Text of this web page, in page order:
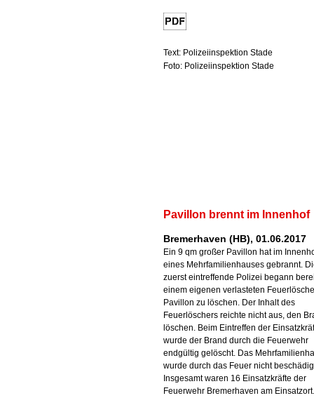
Text: Polizeiinspektion Stade
Foto: Polizeiinspektion Stade
Pavillon brennt im Innenhof
Bremerhaven (HB), 01.06.2017
Ein 9 qm großer Pavillon hat im
eines Mehrfamilienhauses gebrannt.
zuerst eintreffende Polizei begann
einem eigenen verlasteten
Pavillon zu löschen. Der Inhalt des
Feuerlöschers reichte nicht aus, den
löschen. Beim Eintreffen der
wurde der Brand durch die Feuerwehr
endgültig gelöscht. Das
wurde durch das Feuer nicht
Insgesamt waren 16 Einsatzkräfte der
Feuerwehr Bremerhaven am